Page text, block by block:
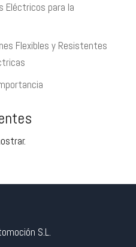
Eléctricos para la
Flexibles y Resistentes
S.L.